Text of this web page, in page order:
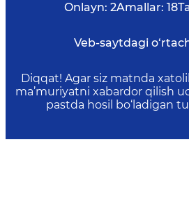
Onlayn: 2Amallar: 18
Veb-saytdagi
Diqqat! Agar siz matnda
ma’muriyatni xabardor qilish
pastda hosil bo‘ladigan